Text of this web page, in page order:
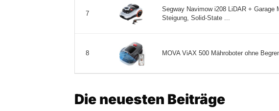
7
Segway Navimow i208 LiDAR + Garage
Steigung, Solid-State ...
8 MOVA ViAX 500 Mähroboter ohne
Die neuesten Beiträge